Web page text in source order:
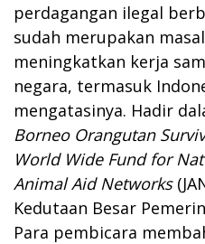
perdagangan ilegal
sudah merupakan
meningkatkan kerja
negara, termasuk
mengatasinya. Hadir
Borneo Orangutan
World Wide Fund for
Animal Aid Networks
Kedutaan Besar
Para pembicara